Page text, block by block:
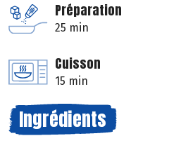
Préparation
25 min
Cuisson
15 min
Ingrédients